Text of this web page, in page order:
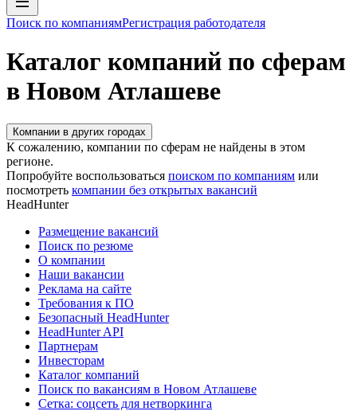
Поиск по компаниямРегистрация работодателя
Каталог компаний по сферам
в Новом Атлашеве
Компании в других городах
К сожалению, компании по сферам не найдены в этом
регионе.
Попробуйте воспользоваться поиском по компаниям или
посмотреть компании без открытых вакансий
HeadHunter
Размещение вакансий
Поиск по резюме
О компании
Наши вакансии
Реклама на сайте
Требования к ПО
Безопасный HeadHunter
HeadHunter API
Партнерам
Инвесторам
Каталог компаний
Поиск по вакансиям в Новом Атлашеве
Сетка: соцсеть для нетворкинга